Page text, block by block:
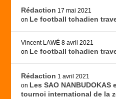
Rédaction 17 mai 2021
on Le football tchadien
Vincent LAWÉ 8 avril 2021
on Le football tchadien
Rédaction 1 avril 2021
on Les SAO
tournoi international de la